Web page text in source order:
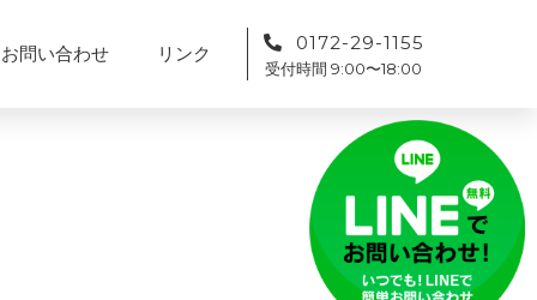
お問い合わせ リンク 0172-29-1155
受付時間 9:00〜18:00